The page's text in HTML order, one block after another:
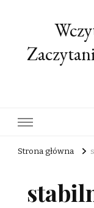
Strona główna